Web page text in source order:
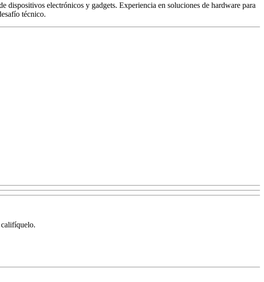
dispositivos electrónicos y gadgets. Experiencia en soluciones de hardware para
técnico.
califíquelo.